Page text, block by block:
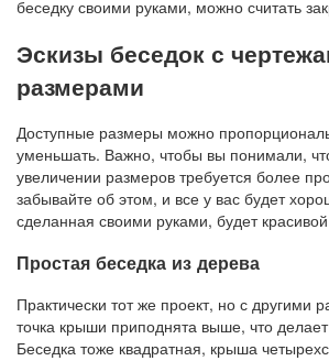
беседку своими руками, можно считать
Эскизы беседок с
размерами
Доступные размеры можно
уменьшать. Важно, чтобы вы понимали,
увеличении размеров требуется более
забывайте об этом, и все у вас будет
сделанная своими руками, будет
Простая беседка из дерева
Практически тот же проект, но с другими
точка крыши приподнята выше, что
Беседка тоже квадратная, крыша